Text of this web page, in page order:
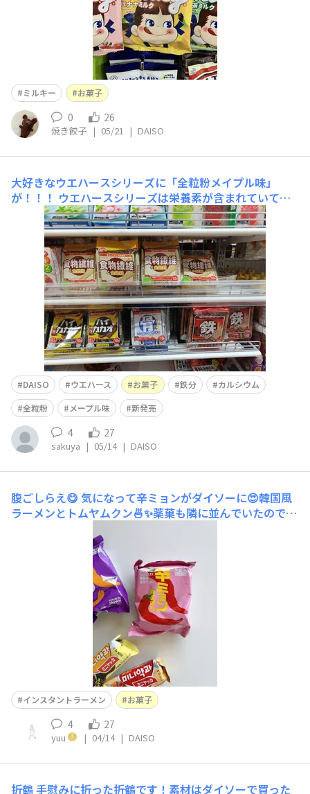
ミルキー お菓子
0 26
焼き餃子 | 05/21 | DAISO
大好きなウエハースシリーズに「全粒粉メイプル味」
が！！！ ウエハースシリーズは栄養素が含まれていて、
他のものを何か食べたくなった時に重宝しています。パサ
つきもなく美味しいのですが、低糖生活をしている私はそ
んなに頻度高くは食べられません。そんな私にピッタリの
「全粒粉」が！しかも、味も大好きな「メープル」ときた
ら買うしかありませんね。美味しかったです。
DAISO ウエハース お菓子 鉄分
カルシウム
全粒粉
メープル味 新発売
4 27
sakuya | 05/14 | DAISO
腹ごしらえ😋 気になって辛ミョンがダイソーに😍韓国風
ラーメンとトムヤムクン🍜✨薬菓も隣に並んでいたので、
インスタントラーメン お菓子
4 27
yuu | 04/14 | DAISO
折鶴手慰みに折った折鶴です！素材はダイソーで買った